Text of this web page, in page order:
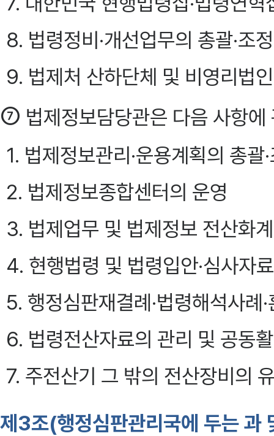
8. 법령정비·개선업무의 총괄·조정
9. 법제처 산하단체 및 비영리법
⑦ 법제정보담당관은 다음 사항
1. 법제정보관리·운용계획의 총괄
2. 법제정보종합센터의 운영
3. 법제업무 및 법제정보 전산화
4. 현행법령 및 법령입안·심사자
5. 행정심판재결례·법령해석사례
6. 법령전산자료의 관리 및 공동
7. 주전산기 그 밖의 전산장비의
제3조(행정심판관리국에 두는 과